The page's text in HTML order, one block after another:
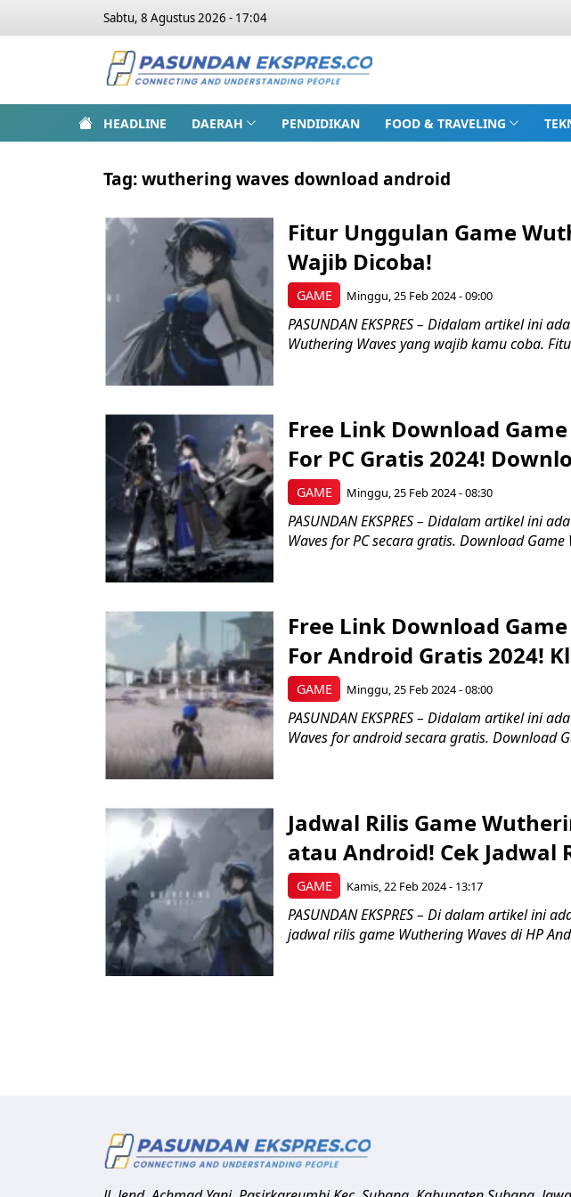
Sabtu, 8 Agustus 2026 - 17:04
HEADLINE DAERAH PENDIDIKAN FOOD & TRAVELING
Tag:wuthering waves download android
GAME
Fitur Unggulan Game
Wajib Dicoba!
Minggu, 25 Feb 2024 - 09:00
PASUNDAN EKSPRES – Didalam artikel ini
Wuthering Waves yang wajib kamu coba.
GAME
Free Link Download
For PC Gratis 2024!
Minggu, 25 Feb 2024 - 08:30
PASUNDAN EKSPRES – Didalam artikel ini
Waves for PC secara gratis. Download Game
GAME
Free Link Download
For Android Gratis 2024!
Minggu, 25 Feb 2024 - 08:00
PASUNDAN EKSPRES – Didalam artikel ini
Waves for android secara gratis. Download
GAME
Jadwal Rilis Game
atau Android! Cek Jadwal
Kamis, 22 Feb 2024 - 13:17
PASUNDAN EKSPRES – Di dalam artikel ini
jadwal rilis game Wuthering Waves di HP